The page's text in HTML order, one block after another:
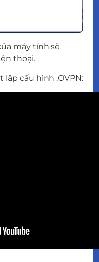
máy tính sẽ
thoại.
cấu hình .OVPN: